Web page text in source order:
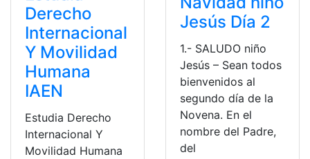
Derecho
Internacional
Y Movilidad
Humana
IAEN
Estudia Derecho
Internacional Y
Movilidad Humana
Jesús Día 2
1.- SALUDO niño
Jesús – Sean todos
bienvenidos al
segundo día de la
Novena. En el
nombre del Padre,
del